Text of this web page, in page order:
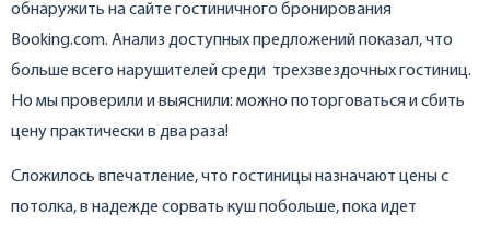
обнаружить на сайте гостиничного бронирования
Booking.com. Анализ доступных предложений показал, что
больше всего нарушителей среди трехзвездочных гостиниц.
Но мы проверили и выяснили: можно поторговаться и сбить
цену практически в два раза!
Сложилось впечатление, что гостиницы назначают цены с
потолка, в надежде сорвать куш побольше, пока идет